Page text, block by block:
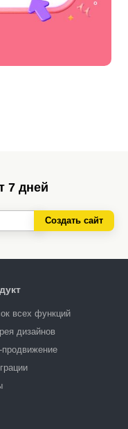
7 дней
Создать сайт
всех функций
дизайнов
продвижение